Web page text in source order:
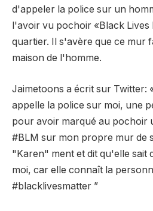
d'appeler la police sur un
l'avoir vu pochoir «Black
quartier. Il s'avère que ce mur
maison de l'homme.
Jaimetoons a écrit sur Twitter:
appelle la police sur moi, une
pour avoir marqué au pochoir
#BLM sur mon propre mur de
"Karen" ment et dit qu'elle sait
moi, car elle connaît la
#blacklivesmatter ”